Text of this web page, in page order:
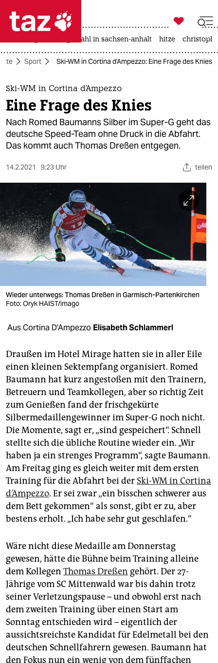
 taz zahl ich
taz zahl ich
themen
politik
öko
sport
berlin
nord
wahrheit
verlag
verlag
veranstaltungen
fragen & hilfe
unterstützen
abo
genossenschaft
epaper login

taz zahl ich
landtagswahl in sachsen-anhalt hitze
Sport Ski-WM in Cortina d'Ampezzo: Eine Frage des Knies
Ski-WM in Cortina d'Ampezzo
Eine Frage des Knies
Nach Romed Baumanns Silber im Super-G geht das
deutsche Speed-Team ohne Druck in die Abfahrt.
Das kommt auch Thomas Dreßen entgegen.
14.2.2021 9:23 Uhr teilen
Wieder unterwegs: Thomas Dreßen in Garmisch-Partenkirchen
Foto: Oryk HAIST/imago
Aus Cortina D'Ampezzo Elisabeth Schlammerl
Draußen im Hotel Mirage hatten sie in aller Eile
einen kleinen Sektempfang organisiert. Romed
Baumann hat kurz angestoßen mit den Trainern,
Betreuern und Teamkollegen, aber so richtig Zeit
zum Genießen fand der frischgekürte
Silbermedaillengewinner im Super-G noch nicht.
Die Momente, sagt er, „sind gespeichert“. Schnell
stellte sich die übliche Routine wieder ein. „Wir
haben ja ein strenges Programm“, sagte Baumann.
Am Freitag ging es gleich weiter mit dem ersten
Training für die Abfahrt bei der Ski-WM in Cortina
d’Ampezzo. Er sei zwar „ein bisschen schwerer aus
dem Bett gekommen“ als sonst, gibt er zu, aber
bestens erholt. „Ich habe sehr gut geschlafen.“
Wäre nicht diese Medaille am Donnerstag
gewesen, hätte die Bühne beim Training alleine
dem Kollegen Thomas Dreßen gehört. Der 27-
Jährige vom SC Mittenwald war bis dahin trotz
seiner Verletzungspause – und obwohl erst nach
dem zweiten Training über einen Start am
Sonntag entschieden wird – eigentlich der
aussichtsreichste Kandidat für Edelmetall bei den
deutschen Schnellfahrern gewesen. Baumann hat
den Fokus nun ein wenig von dem fünffachen